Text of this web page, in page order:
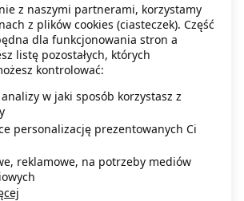
information).
z naszymi partnerami, korzystamy
z plików cookies (ciasteczek). Część
dla funkcjonowania stron a
listę pozostałych, których
kontrolować:
w jaki sposób korzystasz z
personalizację prezentowanych Ci
reklamowe, na potrzeby mediów